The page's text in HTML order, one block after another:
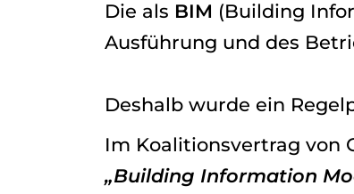
Die als BIM (Building
Ausführung und des
Deshalb wurde ein
Im Koalitionsvertrag von
„Building Information